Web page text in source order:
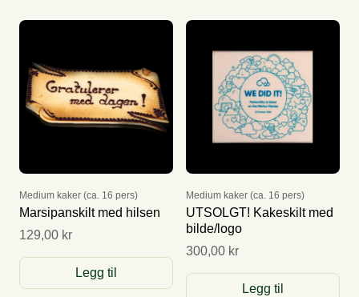
Medium kaker (ca. 16 pers)
Marsipanskilt med hilsen
129,00 kr
Legg til
Medium kaker (ca. 16 pers)
UTSOLGT! Kakeskilt med
bilde/logo
300,00 kr
Legg til